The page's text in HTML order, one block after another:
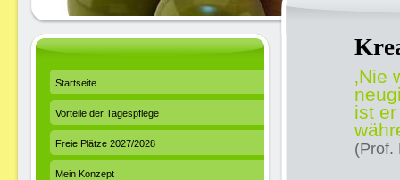
‚Nie
ist
(Prof.
Startseite
Vorteile der Tagespflege
Freie Plätze 2027/2028
Mein Konzept